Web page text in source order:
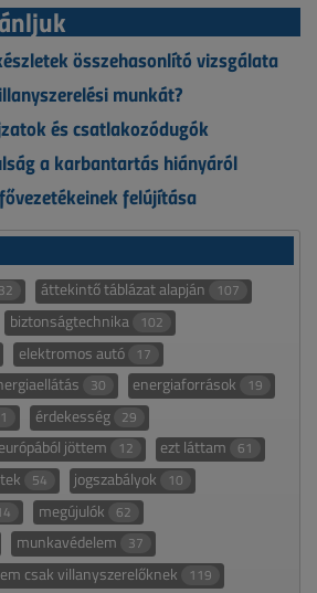
összehasonlító vizsgálata
munkát?
és csatlakozódugók
a karbantartás hiányáról
felújítása
áttekintő táblázat alapján 107
biztonságtechnika 102
elektromos autó 17
30 energiaforrások 19
érdekesség 29
európából jöttem 12 ezt láttam 61
54 jogszabályok 10
megújulók 62
munkavédelem 37
csak villanyszerelőknek 119